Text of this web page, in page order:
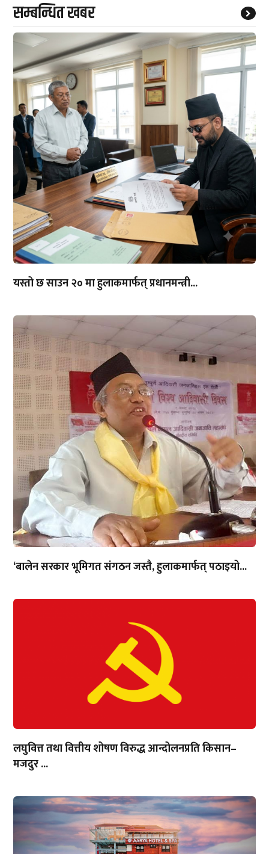
सम्बन्धित खबर
यस्तो छ साउन २० मा हुलाकमार्फत् प्रधानमन्त्री...
‘बालेन सरकार भूमिगत संगठन जस्तै, हुलाकमार्फत् पठाइयो...
लघुवित्त तथा वित्तीय शोषण विरुद्ध आन्दोलनप्रति किसान–
मजदुर ...